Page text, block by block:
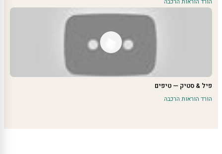
פיל & סטיק — טיפים
הורד הוראות הרכבה